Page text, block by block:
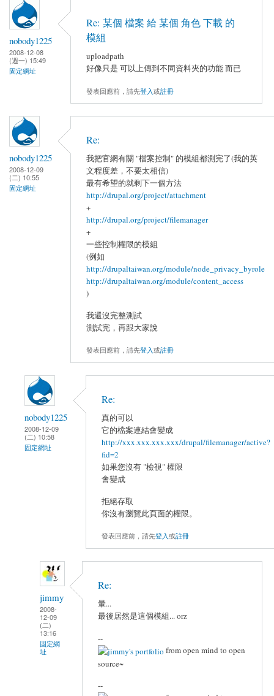
nobody1225
2008-12-08
(週一) 15:49
固定網址
Re: 某個 檔案 給 某個 角色 下載 的
模組
uploadpath
好像只是 可以上傳到不同資料夾的功能 而已
發表回應前，請先登入或註冊
nobody1225
2008-12-09
(二) 10:55
固定網址
Re:
我把官網有關 "檔案控制" 的模組都測完了(我的英
文程度差，不要太相信)
最有希望的就剩下一個方法
http://drupal.org/project/attachment
+
http://drupal.org/project/filemanager
+
一些控制權限的模組
(例如
http://drupaltaiwan.org/module/node_privacy_byrole
http://drupaltaiwan.org/module/content_access
)
我還沒完整測試
測試完，再跟大家說
發表回應前，請先登入或註冊
nobody1225
2008-12-09
(二) 10:58
固定網址
Re:
真的可以
它的檔案連結會變成
http://xxx.xxx.xxx.xxx/drupal/filemanager/active?
fid=2
如果您沒有 "檢視" 權限
會變成
拒絕存取
你沒有瀏覽此頁面的權限。
發表回應前，請先登入或註冊
jimmy
2008-
12-09
(二)
13:16
固定網
址
Re:
暈...
最後居然是這個模組... orz
--
from open mind to open
source~
--